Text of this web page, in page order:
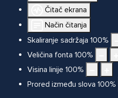
Čitač ekrana
Način čitanja
Skaliranje sadržaja 100%
Veličina fonta 100%
Visina linije 100%
Prored između slova 100%